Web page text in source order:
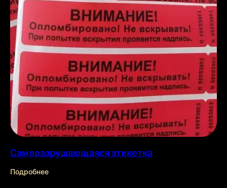
Саморазрушающаяся этикетка
Подробнее